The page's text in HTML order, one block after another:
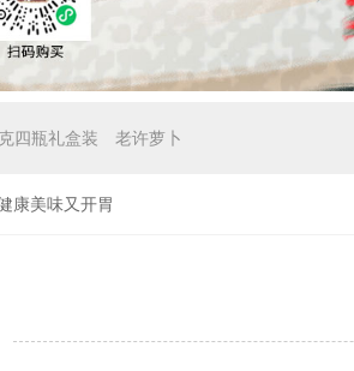
四瓶礼盒装 老许萝卜
康美味又开胃